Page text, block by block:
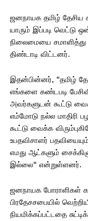
ஜனநாயக தமிழ்
யாரும் இப்படி வெட்டு
நிலைமையை
திண்டாடி விட்டனர்.
இதன்பின்னர், “தமிழ்
எங்களை கண்டபடி
அவர்களுடன் கூட்டு
எம்மோடு நல்ல மாதிரி
கூட்டு வைக்க
உபதவிசாளர்
எமது ஆட்களும்
இல்லை“ என்றுள்ளனர்.
ஜனநாயக போராளிகள்
பிரதேசசபையில்
நியமிக்கப்பட்டதை